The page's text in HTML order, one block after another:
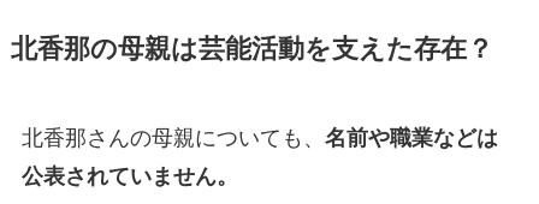
北香那の母親は芸能活動を支えた存在？
北香那さんの母親についても、 名前や職業などは
公表されていません。